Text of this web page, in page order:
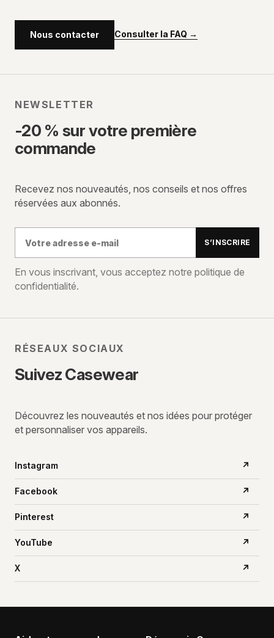
Nous contacter Consulter la FAQ →
NEWSLETTER
-20 % sur votre première
commande
Recevez nos nouveautés, nos conseils et nos offres
réservées aux abonnés.
e-
mail
S’INSCRIRE
En vous inscrivant, vous acceptez notre politique de
confidentialité.
RÉSEAUX SOCIAUX
Suivez Casewear
Découvrez les nouveautés et nos idées pour protéger
et personnaliser vos appareils.
Instagram ↗
Facebook ↗
Pinterest ↗
YouTube ↗
X ↗